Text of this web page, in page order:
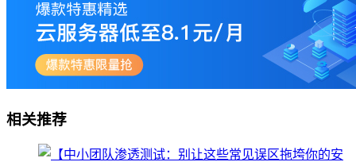
相关推荐